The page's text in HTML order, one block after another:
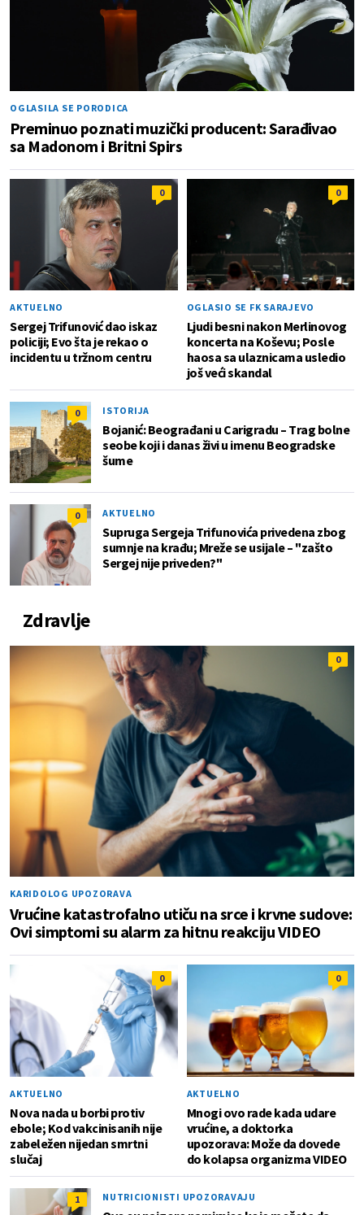
OGLASILA SE PORODICA
Preminuo poznati muzički producent: Sarađivao
sa Madonom i Britni Spirs
0
AKTUELNO
Sergej Trifunović dao iskaz
policiji; Evo šta je rekao o
incidentu u tržnom centru
0
OGLASIO SE FK SARAJEVO
Ljudi besni nakon Merlinovog
koncerta na Koševu; Posle
haosa sa ulaznicama usledio
još veći skandal
0 ISTORIJA
Bojanić: Beograđani u Carigradu – Тrag bolne
seobe koji i danas živi u imenu Beogradske
šume
0 AKTUELNO
Supruga Sergeja Trifunovića privedena zbog
sumnje na krađu; Mreže se usijale – "zašto
Sergej nije priveden?"
Zdravlje
0
KARIDOLOG UPOZORAVA
Vrućine katastrofalno utiču na srce i krvne sudove:
Ovi simptomi su alarm za hitnu reakciju VIDEO
0
AKTUELNO
Nova nada u borbi protiv
ebole; Kod vakcinisanih nije
zabeležen nijedan smrtni
slučaj
0
AKTUELNO
Mnogi ovo rade kada udare
vrućine, a doktorka
upozorava: Može da dovede
do kolapsa organizma VIDEO
1 NUTRICIONISTI UPOZORAVAJU